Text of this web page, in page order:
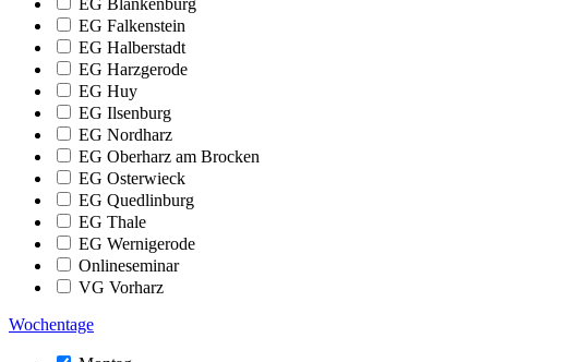
EG Falkenstein
EG Halberstadt
EG Harzgerode
EG Huy
EG Ilsenburg
EG Nordharz
EG Oberharz am Brocken
EG Osterwieck
EG Quedlinburg
EG Thale
EG Wernigerode
Onlineseminar
VG Vorharz
Wochentage